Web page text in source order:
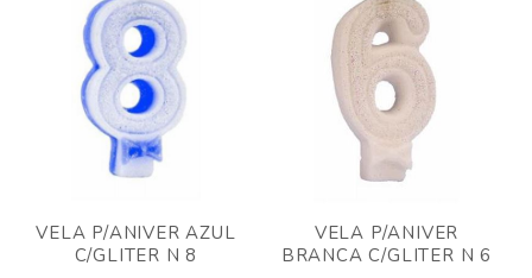
VELA P/ANIVER AZUL
C/GLITER N 8
VELA P/ANIVER
BRANCA C/GLITER N 6